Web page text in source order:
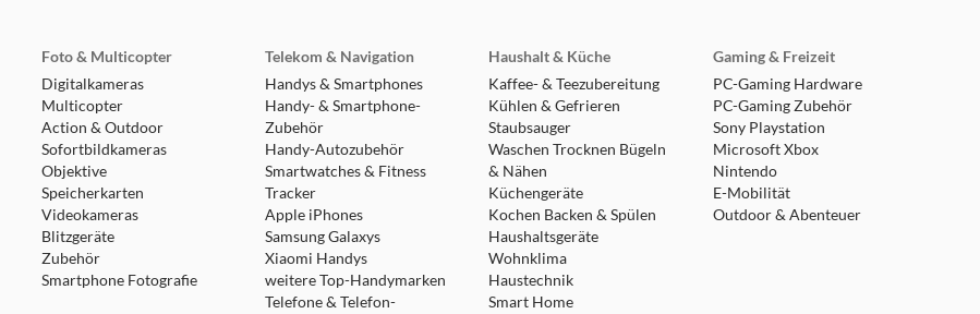
Foto & Multicopter
Digitalkameras
Multicopter
Action & Outdoor
Sofortbildkameras
Objektive
Speicherkarten
Videokameras
Blitzgeräte
Zubehör
Smartphone Fotografie
Telekom & Navigation
Handys & Smartphones
Handy- & Smartphone-
Zubehör
Handy-Autozubehör
Smartwatches & Fitness
Tracker
Apple iPhones
Samsung Galaxys
Xiaomi Handys
weitere Top-Handymarken
Telefone & Telefon-
Haushalt & Küche
Kaffee- & Teezubereitung
Kühlen & Gefrieren
Staubsauger
Waschen Trocknen Bügeln
& Nähen
Küchengeräte
Kochen Backen & Spülen
Haushaltsgeräte
Wohnklima
Haustechnik
Smart Home
Gaming & Freizeit
PC-Gaming Hardware
PC-Gaming Zubehör
Sony Playstation
Microsoft Xbox
Nintendo
E-Mobilität
Outdoor & Abenteuer